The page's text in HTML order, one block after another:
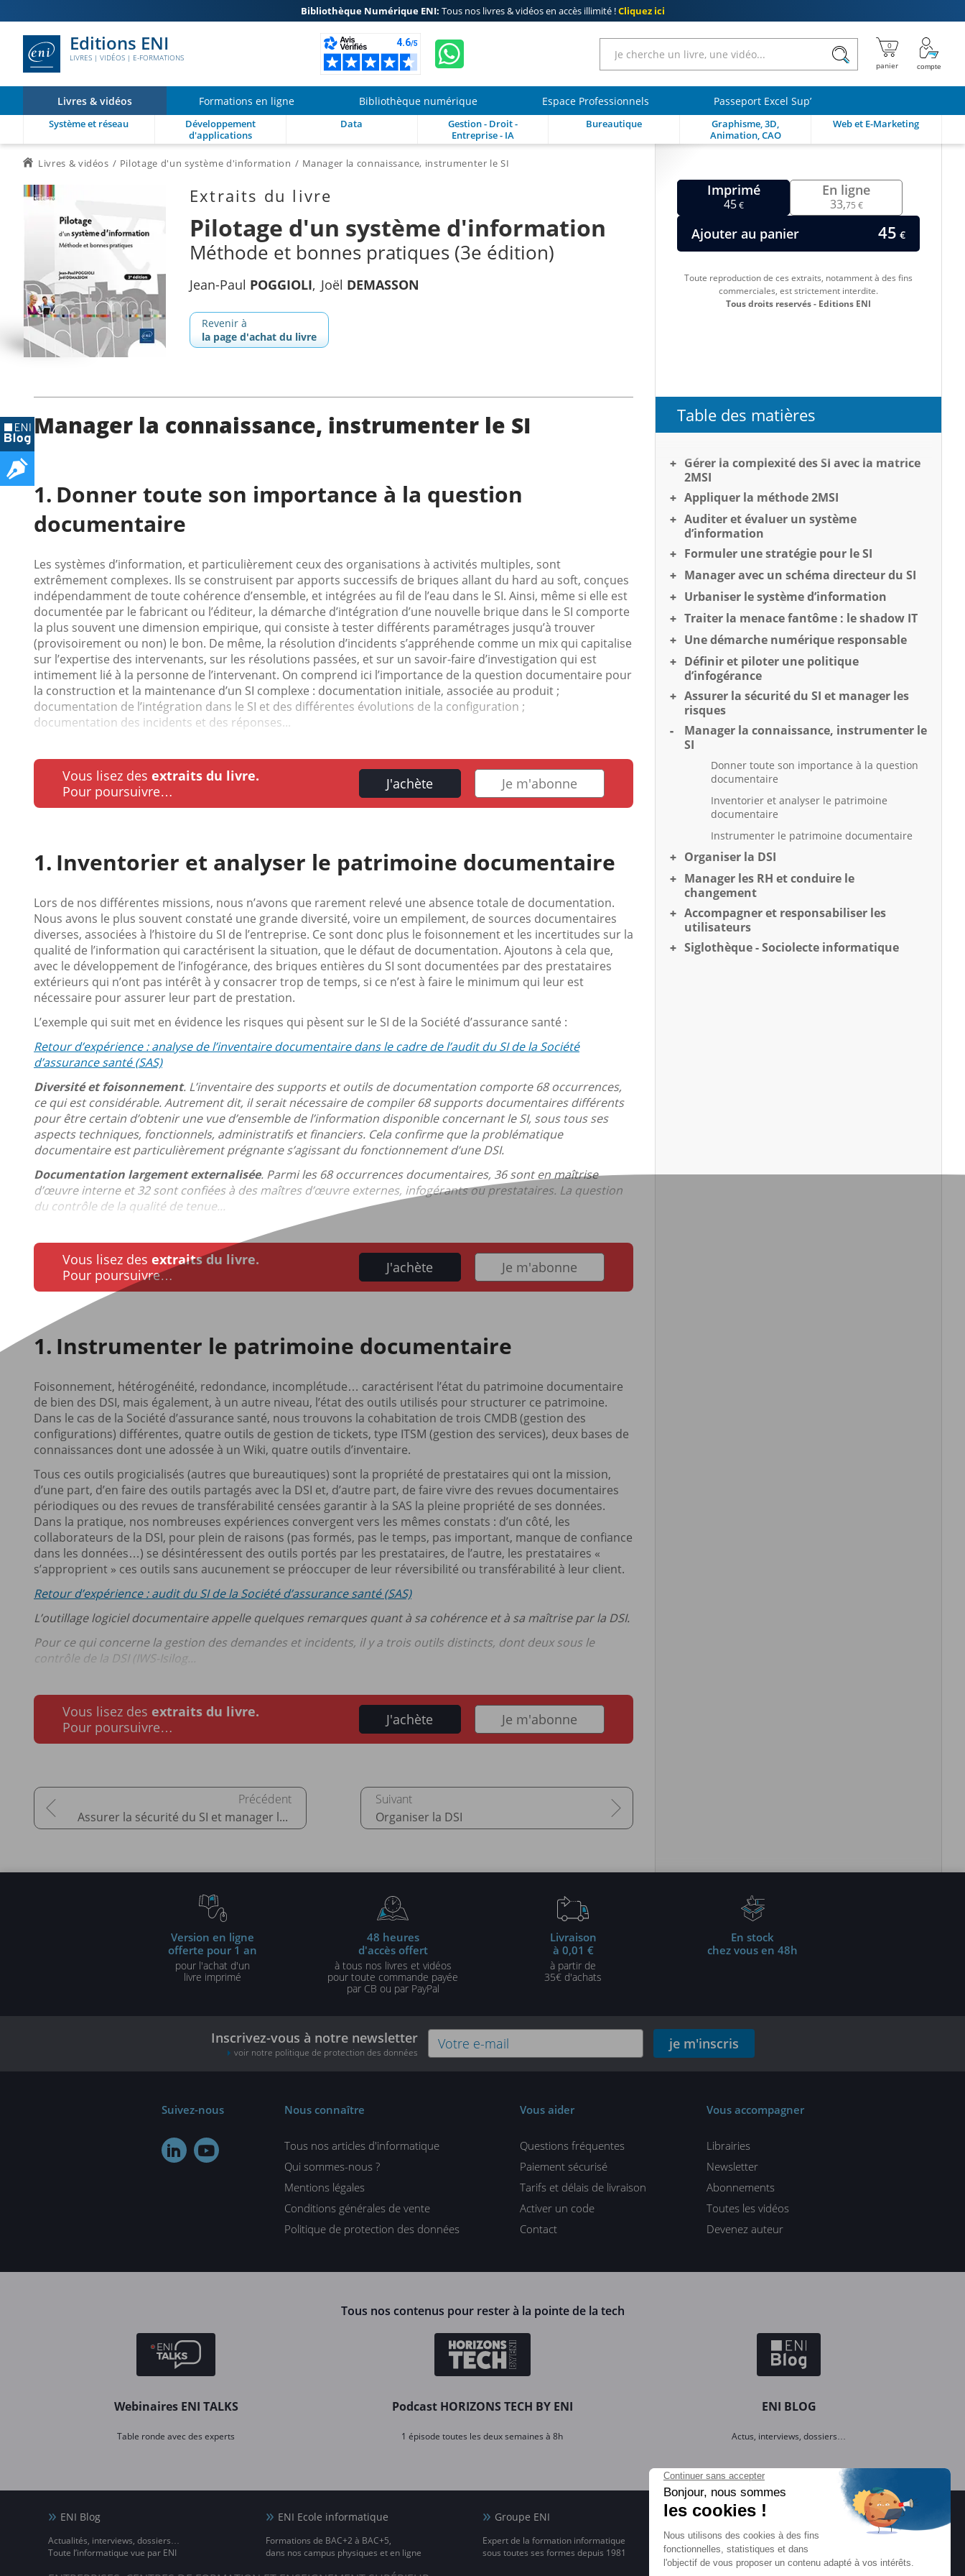
Bibliothèque Numérique ENI: Tous nos livres & vidéos en accès illimité !Cliquez ici
Editions ENI
LIVRES | VIDÉOS | E-FORMATIONS
Livres & vidéos Formations en ligne Bibliothèque numérique Espace Professionnels Passeport Excel Sup’
Système et réseau
Développement
d'applications
Data
Gestion - Droit -
Entreprise - IA
Bureautique
Graphisme, 3D,
Animation, CAO
Web et E-Marketing
Livres & vidéos Pilotage d'un système d'information Manager la connaissance, instrumenter le SI
Extraits du livre
Pilotage d'un système d'information
Méthode et bonnes pratiques (3e édition)
Jean-Paul POGGIOLI Joël DEMASSON
Revenir à
la page d'achat du livre
Imprimé
45€
En ligne
33,75 €
Ajouter au panier 45 €
Toute reproduction de ces extraits, notamment à des fins
commerciales, est strictement interdite.
Tous droits reservés - Editions ENI
Manager la connaissance, instrumenter le SI
Donner toute son importance à la question
documentaire
Les systèmes d’information, et particulièrement ceux des organisations à activités multiples, sont
extrêmement complexes. Ils se construisent par apports successifs de briques allant du hard au soft, conçues
indépendamment de toute cohérence d’ensemble, et intégrées au fil de l’eau dans le SI. Ainsi, même si elle est
documentée par le fabricant ou l’éditeur, la démarche d’intégration d’une nouvelle brique dans le SI comporte
la plus souvent une dimension empirique, qui consiste à tester différents paramétrages jusqu’à trouver
(provisoirement ou non) le bon. De même, la résolution d’incidents s’appréhende comme un mix qui capitalise
sur l’expertise des intervenants, sur les résolutions passées, et sur un savoir-faire d’investigation qui est
intimement lié à la personne de l’intervenant. On comprend ici l’importance de la question documentaire pour
la construction et la maintenance d’un SI complexe : documentation initiale, associée au produit ;
documentation de l’intégration dans le SI et des différentes évolutions de la configuration ;
documentation des incidents et des réponses...
Vous lisez des extraits du livre.
Pour poursuivre…
J'achète Je m'abonne
Inventorier et analyser le patrimoine documentaire
Lors de nos différentes missions, nous n’avons que rarement relevé une absence totale de documentation.
Nous avons le plus souvent constaté une grande diversité, voire un empilement, de sources documentaires
diverses, associées à l’histoire du SI de l’entreprise. Ce sont donc plus le foisonnement et les incertitudes sur la
qualité de l’information qui caractérisent la situation, que le défaut de documentation. Ajoutons à cela que,
avec le développement de l’infogérance, des briques entières du SI sont documentées par des prestataires
extérieurs qui n’ont pas intérêt à y consacrer trop de temps, si ce n’est à faire le minimum qui leur est
nécessaire pour assurer leur part de prestation.
L’exemple qui suit met en évidence les risques qui pèsent sur le SI de la Société d’assurance santé :
Retour d’expérience : analyse de l’inventaire documentaire dans le cadre de l’audit du SI de la Société
d’assurance santé (SAS)
Diversité et foisonnement. L’inventaire des supports et outils de documentation comporte 68 occurrences,
ce qui est considérable. Autrement dit, il serait nécessaire de compiler 68 supports documentaires différents
pour être certain d’obtenir une vue d’ensemble de l’information disponible concernant le SI, sous tous ses
aspects techniques, fonctionnels, administratifs et financiers. Cela confirme que la problématique
documentaire est particulièrement prégnante s’agissant du fonctionnement d’une DSI.
Documentation largement externalisée. Parmi les 68 occurrences documentaires, 36 sont en maîtrise
d’œuvre interne et 32 sont confiées à des maîtres d’œuvre externes, infogérants ou prestataires. La question
du contrôle de la qualité de tenue...
Vous lisez des extraits du livre.
Pour poursuivre…
J'achète Je m'abonne
Instrumenter le patrimoine documentaire
Foisonnement, hétérogénéité, redondance, incomplétude… caractérisent l’état du patrimoine documentaire
de bien des DSI, mais également, à un autre niveau, l’état des outils utilisés pour structurer ce patrimoine.
Dans le cas de la Société d’assurance santé, nous trouvons la cohabitation de trois CMDB (gestion des
configurations) différentes, quatre outils de gestion de tickets, type ITSM (gestion des services), deux bases de
connaissances dont une adossée à un Wiki, quatre outils d’inventaire.
Tous ces outils progicialisés (autres que bureautiques) sont la propriété de prestataires qui ont la mission,
d’une part, d’en faire des outils partagés avec la DSI et, d’autre part, de faire vivre des revues documentaires
périodiques ou des revues de transférabilité censées garantir à la SAS la pleine propriété de ses données.
Dans la pratique, nos nombreuses expériences convergent vers les mêmes constats : d’un côté, les
collaborateurs de la DSI, pour plein de raisons (pas formés, pas le temps, pas important, manque de confiance
dans les données…) se désintéressent des outils portés par les prestataires, de l’autre, les prestataires «
s’approprient » ces outils sans aucunement se préoccuper de leur réversibilité ou transférabilité à leur client.
Retour d’expérience : audit du SI de la Société d’assurance santé (SAS)
L’outillage logiciel documentaire appelle quelques remarques quant à sa cohérence et à sa maîtrise par la DSI.
Pour ce qui concerne la gestion des demandes et incidents, il y a trois outils distincts, dont deux sous le
contrôle de la DSI (IWS-Isilog...
Vous lisez des extraits du livre.
Pour poursuivre…
J'achète Je m'abonne
Assurer la sécurité du SI et manager les risques Organiser la DSI
Table des matières
Gérer la complexité des SI avec la matrice
2MSI
Appliquer la méthode 2MSI
Auditer et évaluer un système
d’information
Formuler une stratégie pour le SI
Manager avec un schéma directeur du SI
Urbaniser le système d’information
Traiter la menace fantôme : le shadow IT
Une démarche numérique responsable
Définir et piloter une politique
d’infogérance
Assurer la sécurité du SI et manager les
risques
Manager la connaissance, instrumenter le
SI
Donner toute son importance à la question
documentaire
Inventorier et analyser le patrimoine
documentaire
Instrumenter le patrimoine documentaire
Organiser la DSI
Manager les RH et conduire le
changement
Accompagner et responsabiliser les
utilisateurs
Siglothèque - Sociolecte informatique
Version en ligne
offerte pour 1 an
pour l'achat d'un
livre imprimé
48 heures
d'accès offert
à tous nos livres et vidéos
pour toute commande payée
par CB ou par PayPal
Livraison
à 0,01 €
à partir de
35€ d'achats
En stock
chez vous en 48h
Inscrivez-vous à notre newsletter
voir notre politique de protection des données je m'inscris
Suivez-nous
 
Nous connaître
Tous nos articles d'informatique
Qui sommes-nous ?
Mentions légales
Conditions générales de vente
Politique de protection des données
Vous aider
Questions fréquentes
Paiement sécurisé
Tarifs et délais de livraison
Activer un code
Contact
Vous accompagner
Librairies
Newsletter
Abonnements
Toutes les vidéos
Devenez auteur
Tous nos contenus pour rester à la pointe de la tech
Webinaires ENI TALKS
Table ronde avec des experts
Podcast HORIZONS TECH BY ENI
1 épisode toutes les deux semaines à 8h
ENI BLOG
Actus, interviews, dossiers…
ENI Blog
Actualités, interviews, dossiers…
Toute l’informatique vue par ENI
ENI Ecole informatique
Formations de BAC+2 à BAC+5,
dans nos campus physiques et en ligne
Groupe ENI
Expert de la formation informatique
sous toutes ses formes depuis 1981